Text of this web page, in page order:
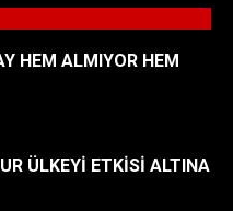
HEM ALMIYOR HEM
ÜLKEYİ ETKİSİ ALTINA